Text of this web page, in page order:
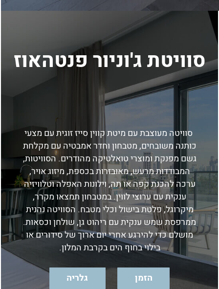
סוויטת ג'וניור פנטהאוז
סוויטה מעוצבת עם מיטת קווין סייז זוגית עם מצעי
כותנה משובחים, מטבחון וחדר אמבטיה עם מקלחת
גשם מפנקת ומוצרי טואלטיקה מהודרים. הסוויטות,
המבודדות מרעש, מאובזרות בכספת, מיזוג אויר,
ערכה להכנת קפה או תה, וילונות האפלה וטלוויזיה
ענקית עם ערוצי לווין. במטבחון תמצאו מקרר,
מיקרוגל, פלטת בישול וכלי מטבח. הסוויטה נהנית
ממרפסת שמש ענקית עם ריהוט גן, שולחן וכסאות.
מושלם כדי להירגע אחרי יום ארוך של סידורים או
בילוי בחוף הים בקרבת המלון.
הזמן גלריה